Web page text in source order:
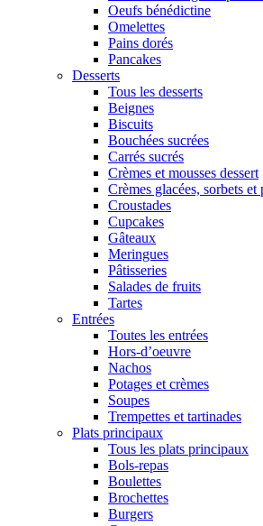
Oeufs bénédictine
Omelettes
Pains dorés
Pancakes
Desserts
Tous les desserts
Beignes
Biscuits
Bouchées sucrées
Carrés sucrés
Crèmes et mousses dessert
Crèmes glacées, sorbets et
Croustades
Cupcakes
Gâteaux
Meringues
Pâtisseries
Salades de fruits
Tartes
Entrées
Toutes les entrées
Hors-d’oeuvre
Nachos
Potages et crèmes
Soupes
Trempettes et tartinades
Plats principaux
Tous les plats principaux
Bols-repas
Boulettes
Brochettes
Burgers